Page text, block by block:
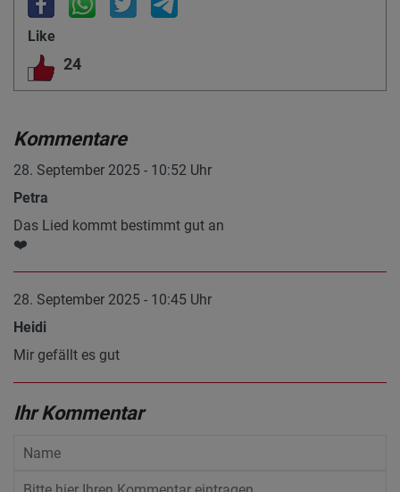
Like
24
Kommentare
28. September 2025 - 10:52 Uhr
Petra
Das Lied kommt bestimmt gut an
❤️
28. September 2025 - 10:45 Uhr
Heidi
Mir gefällt es gut
Ihr Kommentar